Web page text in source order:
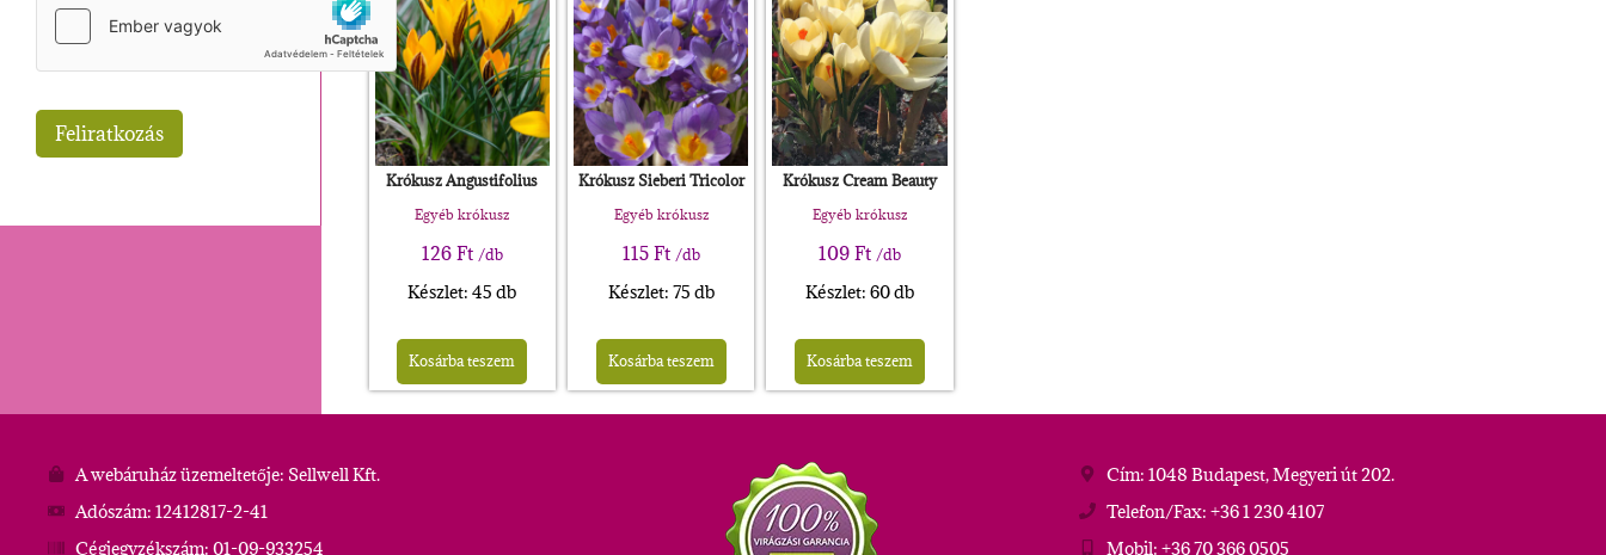
Krókusz Angustifolius
Egyéb krókusz
126Ft /db
Készlet: 45 db
Kosárba teszem
Krókusz Sieberi Tricolor
Egyéb krókusz
115Ft /db
Készlet: 75 db
Kosárba teszem
Krókusz Cream Beauty
Egyéb krókusz
109Ft /db
Készlet: 60 db
Kosárba teszem
A webáruház üzemeltetője: Sellwell Kft.
Adószám: 12412817-2-41
Cégjegyzékszám: 01-09-933254
Cím: 1048 Budapest, Megyeri út 202.
Telefon/Fax: +36 1 230 4107
Mobil: +36 70 366 0505